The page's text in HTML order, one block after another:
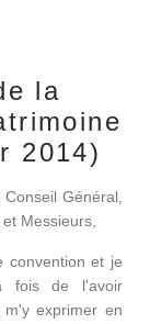
la
2014)
Général,
Messieurs,
convention et je
fois de l'avoir
exprimer en